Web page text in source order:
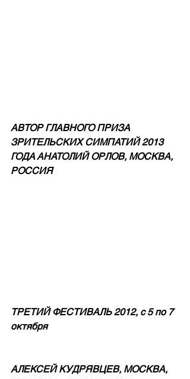
АВТОР ГЛАВНОГО ПРИЗА
ЗРИТЕЛЬСКИХ СИМПАТИЙ 2013
ГОДА АНАТОЛИЙ ОРЛОВ, МОСКВА,
РОССИЯ
ТРЕТИЙ ФЕСТИВАЛЬ 2012, с 5 по 7
октября
АЛЕКСЕЙ КУДРЯВЦЕВ, МОСКВА,